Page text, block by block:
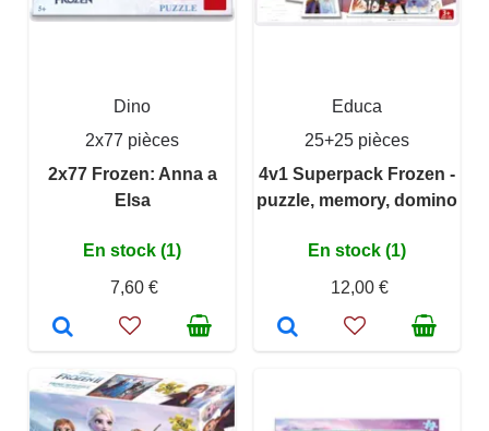
Dino
2x77 pièces
2x77 Frozen: Anna a
Elsa
En stock (1)
7,60 €
Educa
25+25 pièces
4v1 Superpack Frozen -
puzzle, memory, domino
En stock (1)
12,00 €